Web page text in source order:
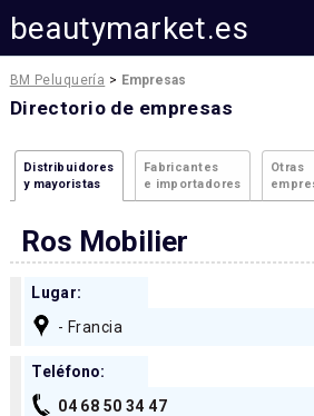
beautymarket.es
BM Peluquería > Empresas
Directorio de empresas
Distribuidores
y mayoristas
Fabricantes
e importadores
Otras
Ros Mobilier
Lugar:
- Francia
Teléfono:
04 68 50 34 47